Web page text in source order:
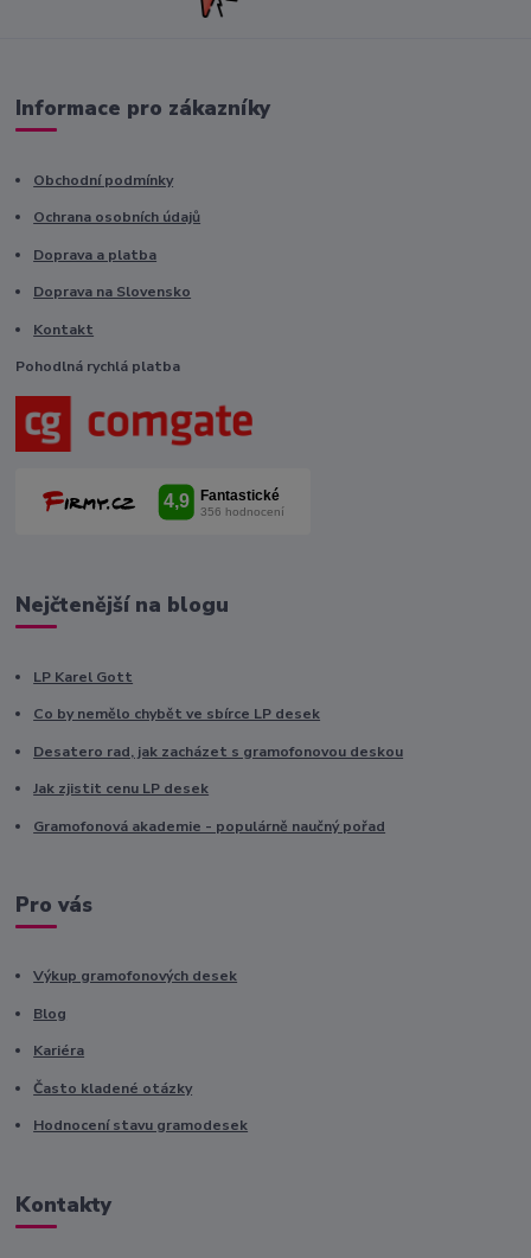
Informace pro zákazníky
Obchodní podmínky
Ochrana osobních údajů
Doprava a platba
Doprava na Slovensko
Kontakt
Pohodlná rychlá platba
Nejčtenější na blogu
LP Karel Gott
Co by nemělo chybět ve sbírce LP desek
Desatero rad, jak zacházet s gramofonovou deskou
Jak zjistit cenu LP desek
Gramofonová akademie - populárně naučný pořad
Pro vás
Výkup gramofonových desek
Blog
Kariéra
Často kladené otázky
Hodnocení stavu gramodesek
Kontakty